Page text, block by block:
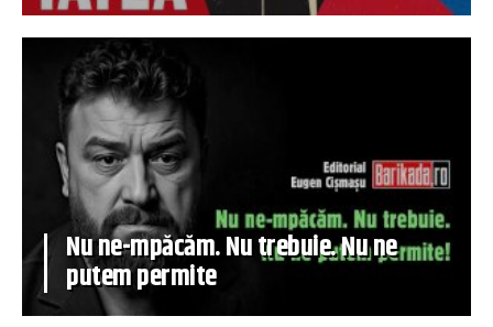
Nu ne-mpăcăm. Nu trebuie. Nu ne
putem permite